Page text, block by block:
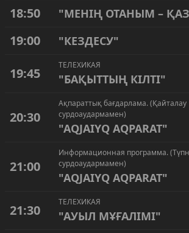
18:50 "МЕНІҢ ОТАНЫМ –
19:00 "КЕЗДЕСУ"
19:45
ТЕЛЕХИКАЯ
"БАҚЫТТЫҢ КІЛТІ"
20:30
Ақпараттық бағдарлама. (Қайталау
сурдоаудармамен)
"AQJAIYQ AQPARAT"
21:00
Информационная программа.
сурдоаудармамен)
"AQJAIYQ AQPARAT"
21:30
ТЕЛЕХИКАЯ
"АУЫЛ МҰҒАЛІМІ"